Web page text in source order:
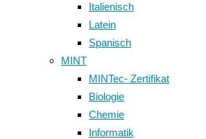
Italienisch
Latein
Spanisch
MINT
MINTec- Zertifikat
Biologie
Chemie
Informatik